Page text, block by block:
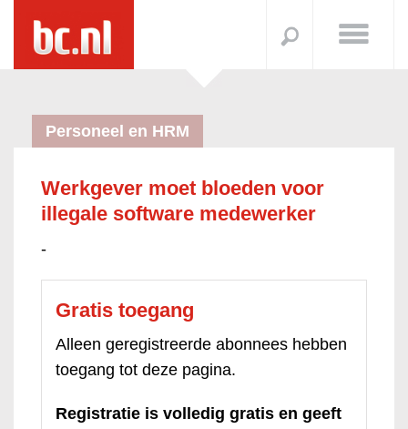
Personeel en HRM
Werkgever moet bloeden voor
illegale software medewerker
-
Gratis toegang
Alleen geregistreerde abonnees hebben
toegang tot deze pagina.
Registratie is volledig gratis en geeft